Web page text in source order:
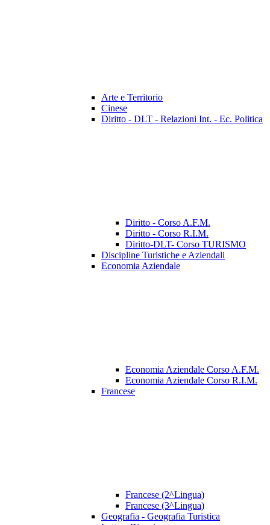
Arte e Territorio
Cinese
Diritto - DLT - Relazioni Int. - Ec. Politica
Diritto - Corso A.F.M.
Diritto - Corso R.I.M.
Diritto-DLT- Corso TURISMO
Discipline Turistiche e Aziendali
Economia Aziendale
Economia Aziendale Corso A.F.M.
Economia Aziendale Corso R.I.M.
Francese
Francese (2^Lingua)
Francese (3^Lingua)
Geografia - Geografia Turistica